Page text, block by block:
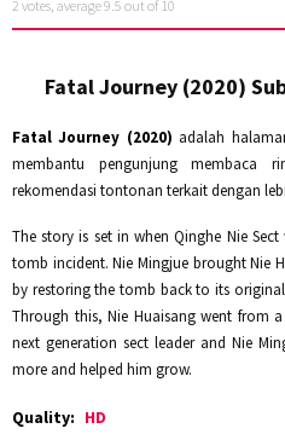
2 votes, average9.5 out of 10
Fatal Journey (2020)
Fatal Journey (2020) adalah
membantu pengunjung membaca
rekomendasi tontonan terkait dengan
The story is set in when Qinghe Nie
tomb incident. Nie Mingjue brought Nie
by restoring the tomb back to its
Through this, Nie Huaisang went from
next generation sect leader and Nie
more and helped him grow.
Quality: HD